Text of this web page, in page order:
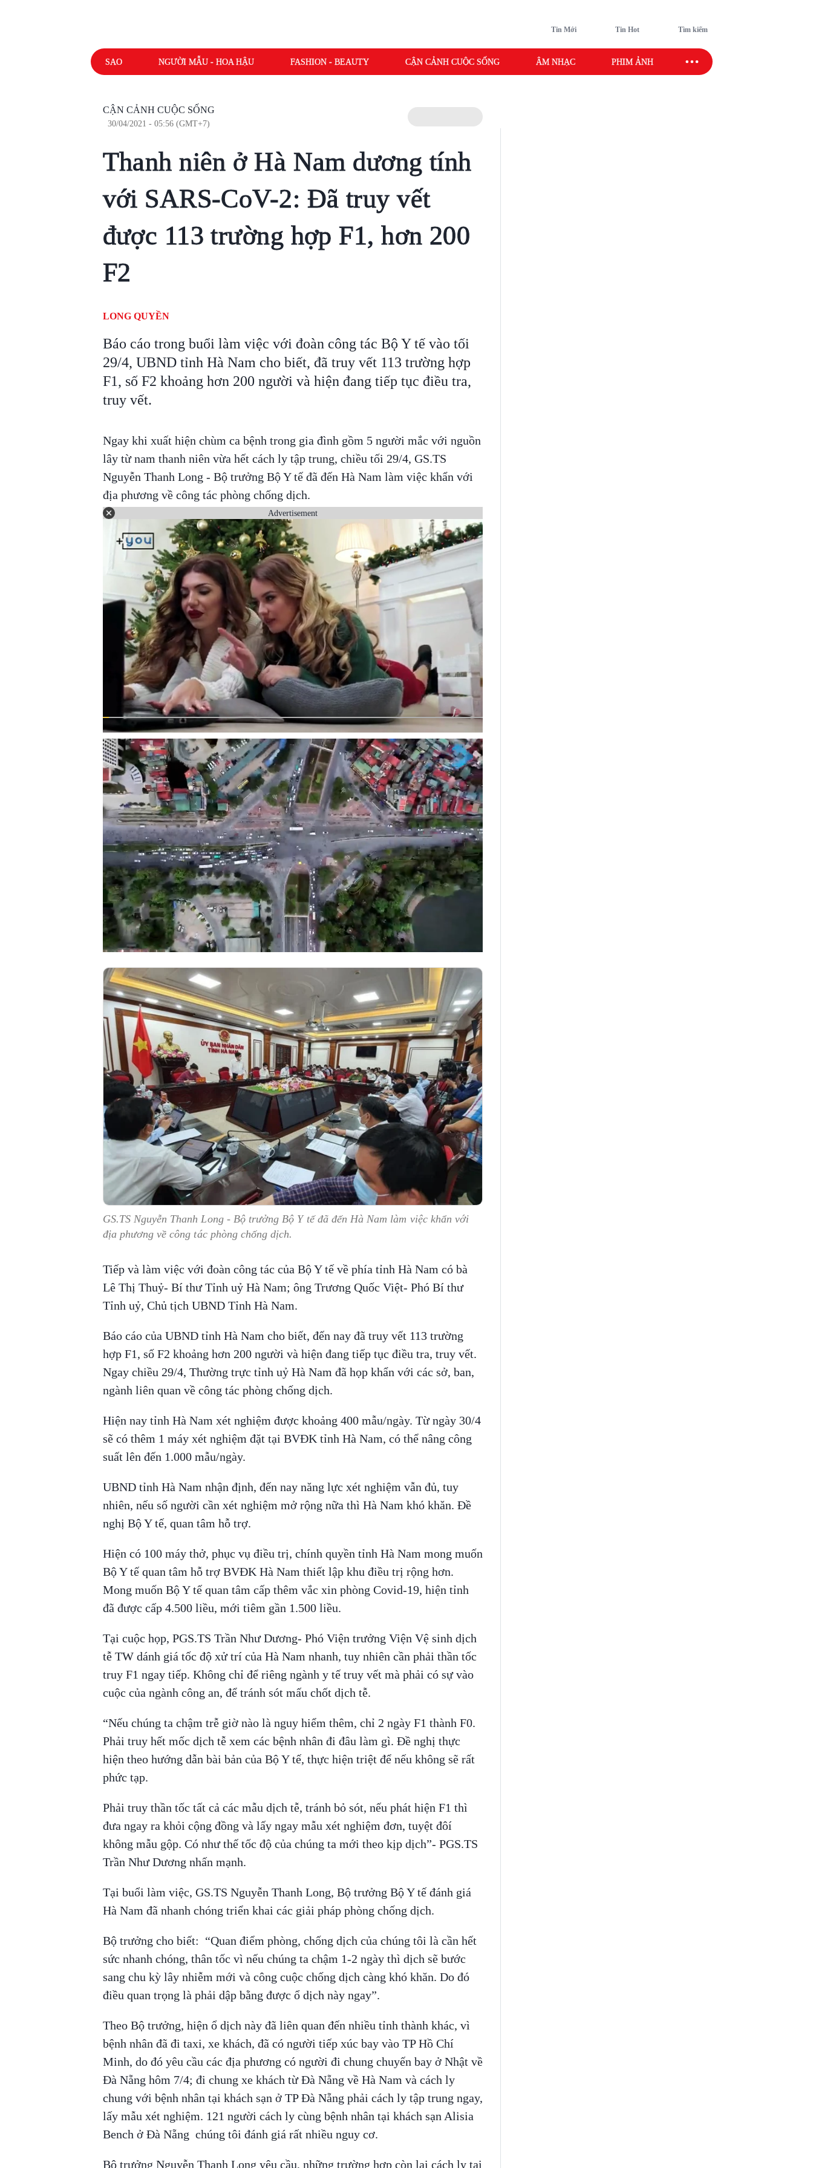
Tin Mới Tin Hot Tìm kiếm
SAO NGƯỜI MẪU - HOA HẬU FASHION - BEAUTY CẬN CẢNH CUỘC SỐNG ÂM NHẠC PHIM ẢNH SAO SPORT
CẬN CẢNH CUỘC SỐNG
30/04/2021 - 05:56 (GMT+7)
Thanh niên ở Hà Nam dương tính
với SARS-CoV-2: Đã truy vết
được 113 trường hợp F1, hơn 200
F2
LONG QUYỀN
Báo cáo trong buổi làm việc với đoàn công tác Bộ Y tế vào tối
29/4, UBND tỉnh Hà Nam cho biết, đã truy vết 113 trường hợp
F1, số F2 khoảng hơn 200 người và hiện đang tiếp tục điều tra,
truy vết.
Ngay khi xuất hiện chùm ca bệnh trong gia đình gồm 5 người mắc với nguồn
lây từ nam thanh niên vừa hết cách ly tập trung, chiều tối 29/4, GS.TS
Nguyễn Thanh Long - Bộ trưởng Bộ Y tế đã đến Hà Nam làm việc khẩn với
địa phương về công tác phòng chống dịch.
Advertisement
GS.TS Nguyễn Thanh Long - Bộ trưởng Bộ Y tế đã đến Hà Nam làm việc khẩn với
địa phương về công tác phòng chống dịch.
Tiếp và làm việc với đoàn công tác của Bộ Y tế về phía tỉnh Hà Nam có bà
Lê Thị Thuỷ- Bí thư Tỉnh uỷ Hà Nam; ông Trương Quốc Việt- Phó Bí thư
Tỉnh uỷ, Chủ tịch UBND Tỉnh Hà Nam.
Báo cáo của UBND tỉnh Hà Nam cho biết, đến nay đã truy vết 113 trường
hợp F1, số F2 khoảng hơn 200 người và hiện đang tiếp tục điều tra, truy vết.
Ngay chiều 29/4, Thường trực tỉnh uỷ Hà Nam đã họp khẩn với các sở, ban,
ngành liên quan về công tác phòng chống dịch.
Hiện nay tỉnh Hà Nam xét nghiệm được khoảng 400 mẫu/ngày. Từ ngày 30/4
sẽ có thêm 1 máy xét nghiệm đặt tại BVĐK tỉnh Hà Nam, có thể nâng công
suất lên đến 1.000 mẫu/ngày.
UBND tỉnh Hà Nam nhận định, đến nay năng lực xét nghiệm vẫn đủ, tuy
nhiên, nếu số người cần xét nghiệm mở rộng nữa thì Hà Nam khó khăn. Đề
nghị Bộ Y tế, quan tâm hỗ trợ.
Hiện có 100 máy thở, phục vụ điều trị, chính quyền tỉnh Hà Nam mong muốn
Bộ Y tế quan tâm hỗ trợ BVĐK Hà Nam thiết lập khu điều trị rộng hơn.
Mong muốn Bộ Y tế quan tâm cấp thêm vắc xin phòng Covid-19, hiện tỉnh
đã được cấp 4.500 liều, mới tiêm gần 1.500 liều.
Tại cuộc họp, PGS.TS Trần Như Dương- Phó Viện trưởng Viện Vệ sinh dịch
tễ TW dánh giá tốc độ xử trí của Hà Nam nhanh, tuy nhiên cần phải thần tốc
truy F1 ngay tiếp. Không chỉ để riêng ngành y tế truy vết mà phải có sự vào
cuộc của ngành công an, để tránh sót mấu chốt dịch tễ.
“Nếu chúng ta chậm trễ giờ nào là nguy hiểm thêm, chỉ 2 ngày F1 thành F0.
Phải truy hết mốc dịch tễ xem các bệnh nhân đi đâu làm gì. Đề nghị thực
hiện theo hướng dẫn bài bản của Bộ Y tế, thực hiện triệt để nếu không sẽ rất
phức tạp.
Phải truy thần tốc tất cả các mẫu dịch tễ, tránh bỏ sót, nếu phát hiện F1 thì
đưa ngay ra khỏi cộng đồng và lấy ngay mẫu xét nghiệm đơn, tuyệt đôí
không mẫu gộp. Có như thế tốc độ của chúng ta mới theo kịp dịch”- PGS.TS
Trần Như Dương nhấn mạnh.
Tại buổi làm việc, GS.TS Nguyễn Thanh Long, Bộ trưởng Bộ Y tế đánh giá
Hà Nam đã nhanh chóng triển khai các giải pháp phòng chống dịch.
Bộ trưởng cho biết: “Quan điểm phòng, chống dịch của chúng tôi là cần hết
sức nhanh chóng, thân tốc vì nếu chúng ta chậm 1-2 ngày thì dịch sẽ bước
sang chu kỳ lây nhiễm mới và công cuộc chống dịch càng khó khăn. Do đó
điều quan trọng là phải dập bằng được ổ dịch này ngay”.
Theo Bộ trưởng, hiện ổ dịch này đã liên quan đến nhiều tỉnh thành khác, vì
bệnh nhân đã đi taxi, xe khách, đã có người tiếp xúc bay vào TP Hồ Chí
Minh, do đó yêu cầu các địa phương có người đi chung chuyến bay ở Nhật về
Đà Nẵng hôm 7/4; đi chung xe khách từ Đà Nẵng về Hà Nam và cách ly
chung với bệnh nhân tại khách sạn ở TP Đà Nẵng phải cách ly tập trung ngay,
lấy mẫu xét nghiệm. 121 người cách ly cùng bệnh nhân tại khách sạn Alisia
Bench ở Đà Nẵng chúng tôi đánh giá rất nhiều nguy cơ.
Bộ trưởng Nguyễn Thanh Long yêu cầu, những trường hợp còn lại cách ly tại